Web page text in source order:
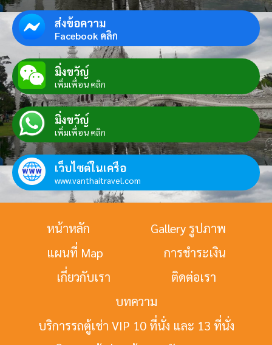
ส่งข้อความ
Facebook คลิก
มิ่งขวัญ์
เพิ่มเพื่อน คลิก
มิ่งขวัญ์
เพิ่มเพื่อน คลิก
เว็บไซต์ในเครือ
www.vanthaitravel.com
หน้าหลัก
Gallery รูปภาพ
แผนที่ Map
การชำระเงิน
เกี่ยวกับเรา
ติดต่อเรา
บทความ
บริการรถตู้เช่า VIP 10 ที่นั่ง และ 13 ที่นั่ง